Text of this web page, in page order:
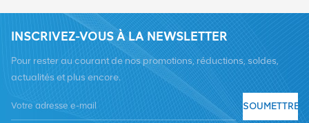
INSCRIVEZ-VOUS À LA NEWSLETTER
Pour rester au courant de nos promotions, réductions, soldes,
actualités et plus encore.
SOUMETTRE
Tél :+8619376997331